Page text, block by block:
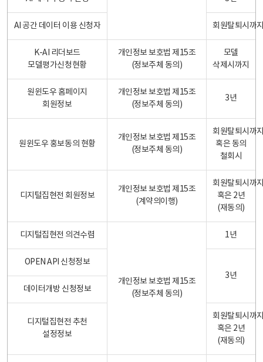
AI 공간 데이터 이용 신청자 회원탈퇴시까
K-AI 리더보드
모델평가신청현황
개인정보 보호법 제15조
(정보주체 동의)
모델
삭제시까지
원윈도우 홈페이지
회원정보
개인정보 보호법 제15조
(정보주체 동의)
3년
원윈도우 홍보동의 현황
개인정보 보호법 제15조
(정보주체 동의)
회원탈퇴시까
혹은 동의
철회시
디지털집현전 회원정보
개인정보 보호법 제15조
(계약의이행)
회원탈퇴시까
혹은 2년
(재동의)
디지털집현전 의견수렴
개인정보 보호법 제15조
(정보주체 동의)
1년
OPEN API 신청정보
3년
데이터개방 신청정보
디지털집현전 추천
설정정보
회원탈퇴시까
혹은 2년
(재동의)